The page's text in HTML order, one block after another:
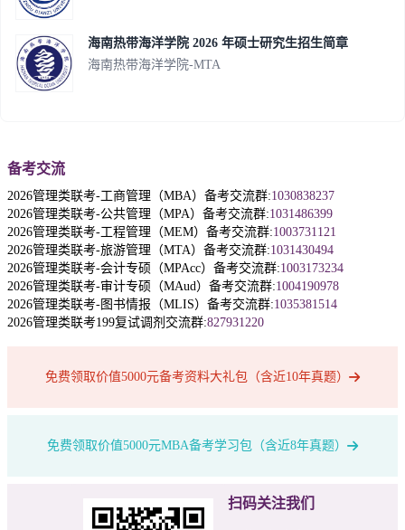
海南热带海洋学院 2026 年硕士研究生招生简章
海南热带海洋学院-MTA
备考交流
2026管理类联考-工商管理（MBA）备考交流群:1030838237
2026管理类联考-公共管理（MPA）备考交流群:1031486399
2026管理类联考-工程管理（MEM）备考交流群:1003731121
2026管理类联考-旅游管理（MTA）备考交流群:1031430494
2026管理类联考-会计专硕（MPAcc）备考交流群:1003173234
2026管理类联考-审计专硕（MAud）备考交流群:1004190978
2026管理类联考-图书情报（MLIS）备考交流群:1035381514
2026管理类联考199复试调剂交流群:827931220
免费领取价值5000元备考资料大礼包（含近10年真题）
免费领取价值5000元MBA备考学习包（含近8年真题）
扫码关注我们